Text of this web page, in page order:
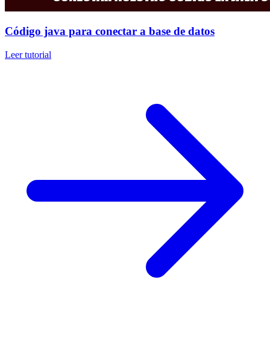
Código java para conectar a base de datos
Leer tutorial